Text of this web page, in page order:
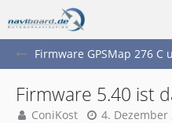
Firmware GPSMap 276 C
Firmware 5.40 ist
ConiKost 4. Dezember